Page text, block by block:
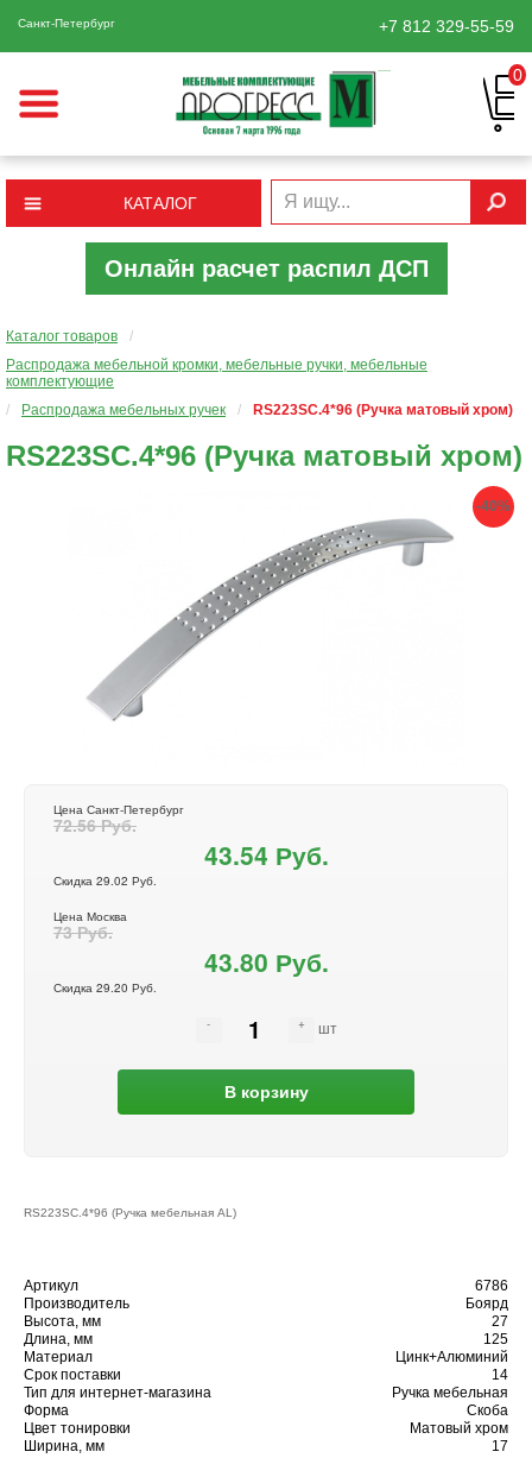
Санкт-Петербург +7 812 329-55-59
0
КАТАЛОГ
Онлайн расчет распил ДСП
Каталог товаров
/
Распродажа мебельной кромки, мебельные ручки, мебельные
комплектующие
/
Распродажа мебельных ручек / RS223SC.4*96 (Ручка матовый хром)
RS223SC.4*96 (Ручка матовый хром)
-40%
Цена Санкт-Петербург
72.56 Руб.
43.54 Руб.
Скидка 29.02 Руб.
Цена Москва
73 Руб.
43.80 Руб.
Скидка 29.20 Руб.
шт
В корзину
RS223SC.4*96 (Ручка мебельная AL)
Артикул
6786
Производитель
Боярд
Высота, мм
27
Длина, мм
125
Материал
Цинк+Алюминий
Срок поставки
14
Тип для интернет-магазина
Ручка мебельная
Форма
Скоба
Цвет тонировки
Матовый хром
Ширина, мм
17